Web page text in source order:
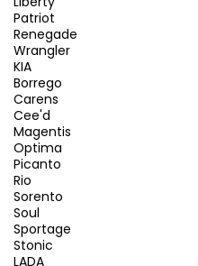
Patriot
Renegade
Wrangler
KIA
Borrego
Carens
Cee'd
Magentis
Optima
Picanto
Rio
Sorento
Soul
Sportage
Stonic
LADA